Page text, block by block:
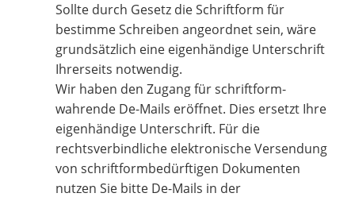
Sollte durch Gesetz die Schriftform für
bestimme Schreiben angeordnet sein, wäre
grundsätzlich eine eigenhändige Unterschrift
Ihrerseits notwendig.
Wir haben den Zugang für schriftform-
wahrende De-Mails eröffnet. Dies ersetzt Ihre
eigenhändige Unterschrift. Für die
rechtsverbindliche elektronische Versendung
von schriftformbedürftigen Dokumenten
nutzen Sie bitte De-Mails in der